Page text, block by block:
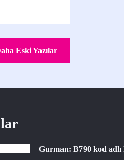
Eski Yazılar
Gurman: B790 kod